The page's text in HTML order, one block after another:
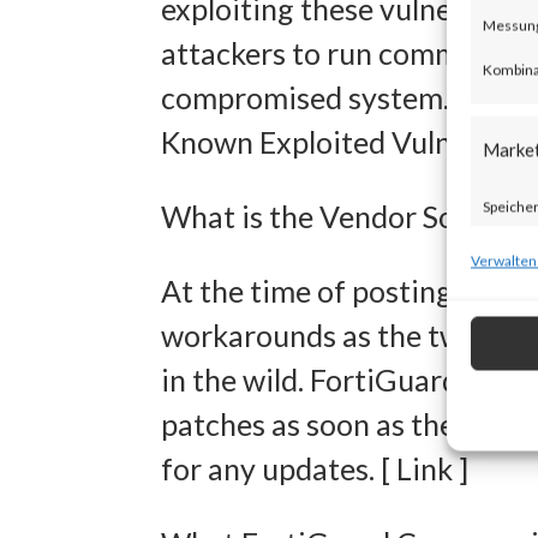
zur
exploiting these
attackers to run commands
compromised system. Both
Known Exploited
What is the Vendor
At the time of posting, there
workarounds as the two
in the wild. FortiGuard
patches as soon as they are
for any updates. [ Link ]